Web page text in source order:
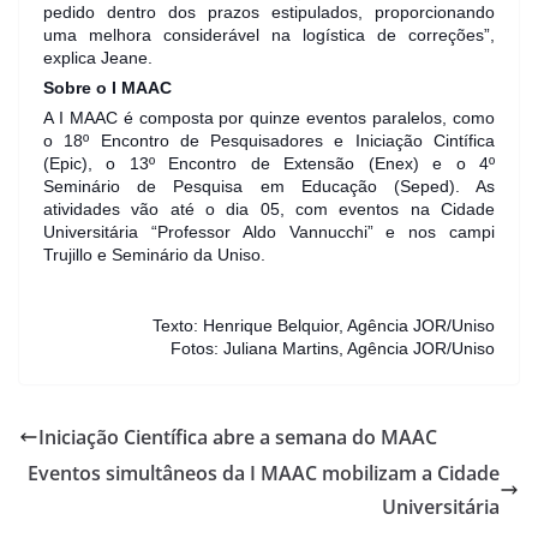
pedido dentro dos prazos estipulados, proporcionando
uma melhora considerável na logística de correções”,
explica Jeane.
Sobre o I MAAC
A I MAAC é composta por quinze eventos paralelos, como
o 18º Encontro de Pesquisadores e Iniciação Cintífica
(Epic), o 13º Encontro de Extensão (Enex) e o 4º
Seminário de Pesquisa em Educação (Seped). As
atividades vão até o dia 05, com eventos na Cidade
Universitária “Professor Aldo Vannucchi” e nos campi
Trujillo e Seminário da Uniso.
Texto: Henrique Belquior, Agência JOR/Uniso
Fotos: Juliana Martins, Agência JOR/Uniso
Iniciação Científica abre a semana do MAAC
Eventos simultâneos da I MAAC mobilizam a Cidade
Universitária